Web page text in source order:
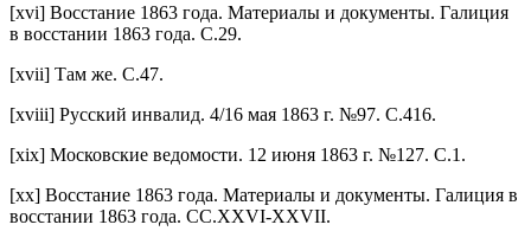
[xvi] Восстание 1863 года. Материалы и документы. Галиция
в восстании 1863 года. С.29.
[xvii] Там же. С.47.
[xviii] Русский инвалид. 4/16 мая 1863 г. №97. С.416.
[xix] Московские ведомости. 12 июня 1863 г. №127. С.1.
[xx] Восстание 1863 года. Материалы и документы. Галиция в
восстании 1863 года. СС.XXVI-XXVII.